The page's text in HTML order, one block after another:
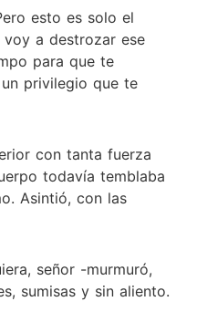
esto es solo el
a destrozar ese
para que te
privilegio que te
con tanta fuerza
todavía temblaba
Asintió, con las
señor -murmuró,
sumisas y sin aliento.